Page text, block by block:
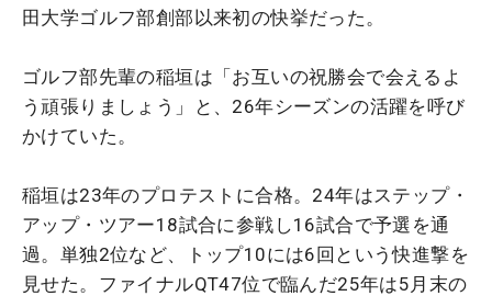
田大学ゴルフ部創部以来初の快挙だった。
ゴルフ部先輩の稲垣は「お互いの祝勝会で会えるよ
う頑張りましょう」と、26年シーズンの活躍を呼び
かけていた。
稲垣は23年のプロテストに合格。24年はステップ・
アップ・ツアー18試合に参戦し16試合で予選を通
過。単独2位など、トップ10には6回という快進撃を
見せた。ファイナルQT47位で臨んだ25年は5月末の